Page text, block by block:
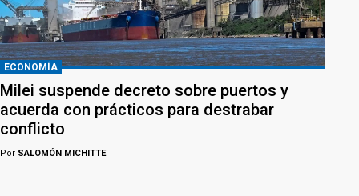
ECONOMÍA
Milei suspende decreto sobre puertos y
acuerda con prácticos para destrabar
conflicto
Por SALOMÓN MICHITTE